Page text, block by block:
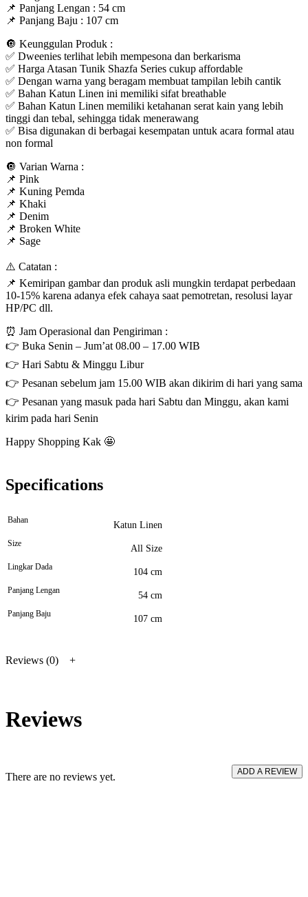
📌 Panjang Lengan : 54 cm
📌 Panjang Baju : 107 cm
🔘 Keunggulan Produk :
✅ Dweenies terlihat lebih mempesona dan berkarisma
✅ Harga Atasan Tunik Shazfa Series cukup affordable
✅ Dengan warna yang beragam membuat tampilan lebih cantik
✅ Bahan Katun Linen ini memiliki sifat breathable
✅ Bahan Katun Linen memiliki ketahanan serat kain yang lebih
tinggi dan tebal, sehingga tidak menerawang
✅ Bisa digunakan di berbagai kesempatan untuk acara formal atau
non formal
🔘 Varian Warna :
📌 Pink
📌 Kuning Pemda
📌 Khaki
📌 Denim
📌 Broken White
📌 Sage
⚠️ Catatan :
📌 Kemiripan gambar dan produk asli mungkin terdapat perbedaan
10-15% karena adanya efek cahaya saat pemotretan, resolusi layar
HP/PC dll.
⏰ Jam Operasional dan Pengiriman :
👉 Buka Senin – Jum’at 08.00 – 17.00 WIB
👉 Hari Sabtu & Minggu Libur
👉 Pesanan sebelum jam 15.00 WIB akan dikirim di hari yang sama
👉 Pesanan yang masuk pada hari Sabtu dan Minggu, akan kami
kirim pada hari Senin
Happy Shopping Kak 🤩
Specifications
Bahan Katun Linen
Size All Size
Lingkar Dada 104 cm
Panjang Lengan 54 cm
Panjang Baju 107 cm
Reviews (0)
Reviews
There are no reviews yet. ADD A REVIEW